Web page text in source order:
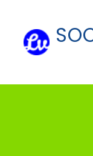
content